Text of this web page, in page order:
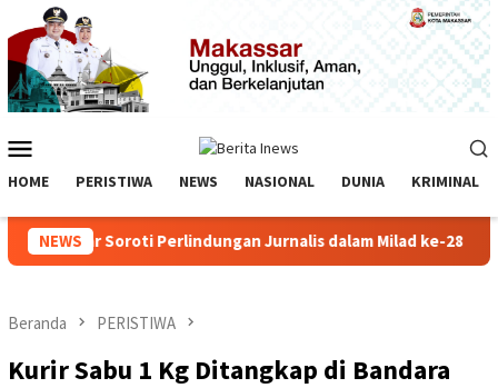
Loncat
ke
konten
Mobile
HOME PERISTIWA NEWS NASIONAL DUNIA KRIMINAL
NEWSSoroti Perlindungan Jurnalis dalam Milad ke-28
Beranda PERISTIWA
Kurir Sabu 1 Kg Ditangkap di Bandara